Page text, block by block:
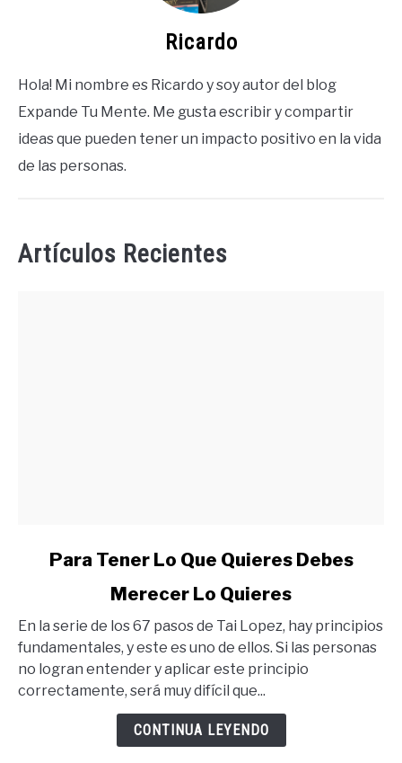
Ricardo
Hola! Mi nombre es Ricardo y soy autor del blog
Expande Tu Mente. Me gusta escribir y compartir
ideas que pueden tener un impacto positivo en la vida
de las personas.
Artículos Recientes
Tener
Lo
Que
Quieres
Para Tener Lo Que Quieres Debes
Merecer Lo Quieres
En la serie de los 67 pasos de Tai Lopez, hay principios
fundamentales, y este es uno de ellos. Si las personas
no logran entender y aplicar este principio
correctamente, será muy difícil que...
CONTINUA LEYENDO